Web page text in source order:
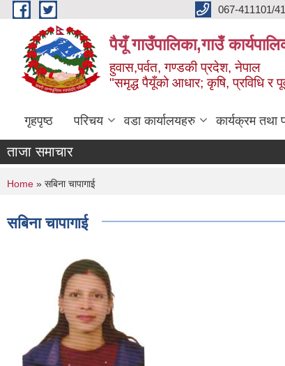
Skip to main content 067-411101/
पैयूँ गाउँपालिका,गाउँ
हुवास,पर्वत, गण्डकी प्रदेश, नेपाल
"समृद्ध पैयूँको आधार; कृषि, प्रविधि र
गृहपृष्ठ परिचय वडा कार्यालयहरु कार्यक्रम तथा
ताजा समाचार
You are here
Home » सबिना चापागाई
सबिना चापागाई